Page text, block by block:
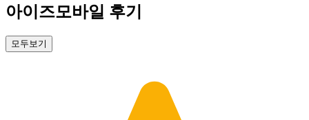
아이즈모바일 후기
모두보기